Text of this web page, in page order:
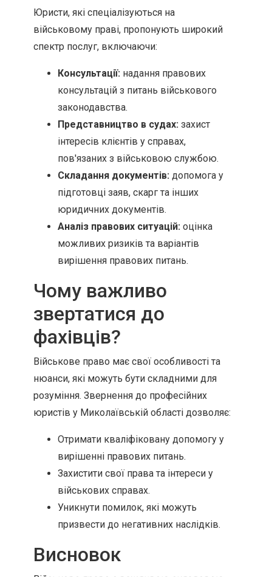
Юристи, які спеціалізуються на
військовому праві, пропонують широкий
спектр послуг, включаючи:
Консультації: надання правових
консультацій з питань військового
законодавства.
Представництво в судах: захист
інтересів клієнтів у справах,
пов'язаних з військовою службою.
Складання документів: допомога у
підготовці заяв, скарг та інших
юридичних документів.
Аналіз правових ситуацій: оцінка
можливих ризиків та варіантів
вирішення правових питань.
Чому важливо
звертатися до
фахівців?
Військове право має свої особливості та
нюанси, які можуть бути складними для
розуміння. Звернення до професійних
юристів у Миколаївській області дозволяє:
Отримати кваліфіковану допомогу у
вирішенні правових питань.
Захистити свої права та інтереси у
військових справах.
Уникнути помилок, які можуть
призвести до негативних наслідків.
Висновок